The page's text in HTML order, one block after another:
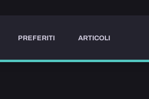
PREFERITI ARTICOLI